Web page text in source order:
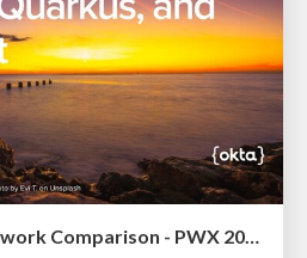
Java REST API Framework Comparison - PWX 2021